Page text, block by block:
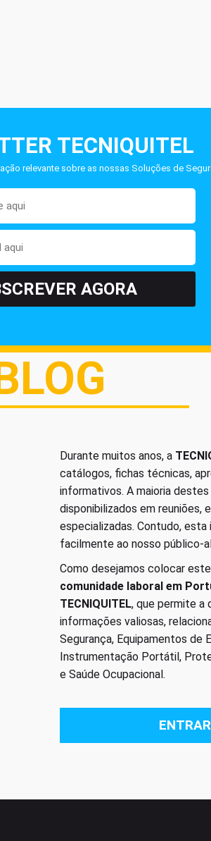
TECNIQUITEL
relevante sobre as nossas Soluções de
Durante muitos anos, a
catálogos, fichas técnicas,
informativos. A maioria
disponibilizados em reuniões,
especializadas. Contudo,
facilmente ao nosso público-
Como desejamos colocar
comunidade laboral em
TECNIQUITEL, que permite a
informações valiosas,
Segurança, Equipamentos de
Instrumentação Portátil,
e Saúde Ocupacional.